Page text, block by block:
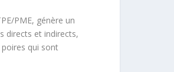
PME, génère un
directs et indirects,
qui sont